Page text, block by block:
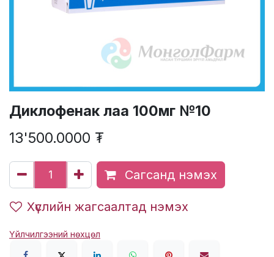
Диклофенак лаа 100мг №10
13'500.0000 ₮
Сагсанд нэмэх
Хүслийн жагсаалтад нэмэх
Үйлчилгээний нөхцөл